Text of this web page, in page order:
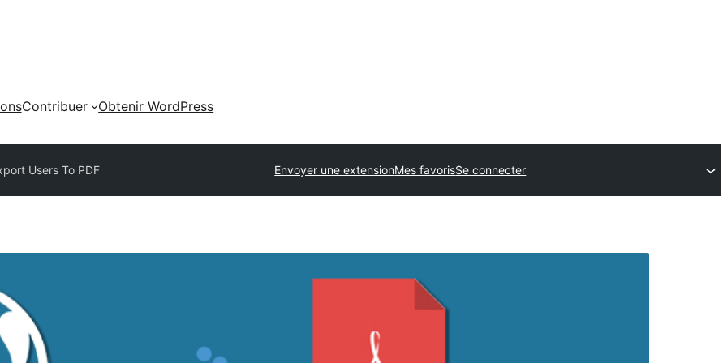
Contribuer
Obtenir WordPress
Users To PDF Envoyer une extensionMes favorisSe connecter